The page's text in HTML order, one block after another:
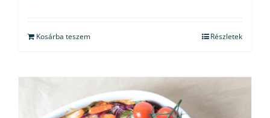
Kosárba teszem Részletek